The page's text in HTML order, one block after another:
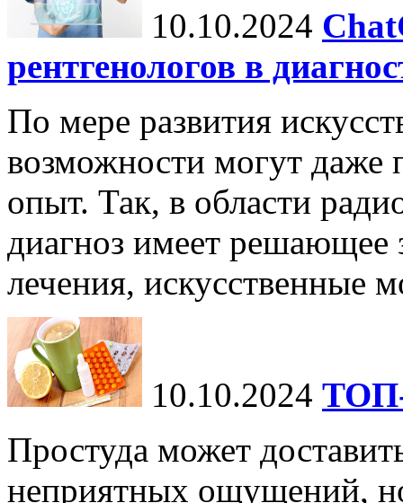
10.10.2024
рентгенологов в
По мере развития
возможности могут даже
опыт. Так, в области
диагноз имеет решающее
лечения, искусственные
10.10.2024 ТОП-
Простуда может
неприятных ощущений,